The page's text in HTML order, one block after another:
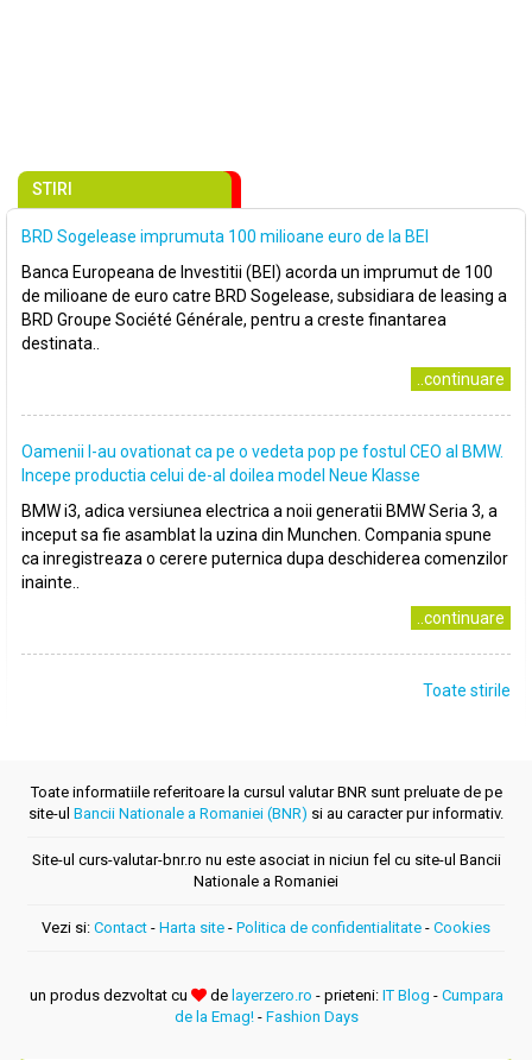
STIRI
BRD Sogelease imprumuta 100 milioane euro de la BEI
Banca Europeana de Investitii (BEI) acorda un imprumut de 100
de milioane de euro catre BRD Sogelease, subsidiara de leasing a
BRD Groupe Société Générale, pentru a creste finantarea
destinata..
..continuare
Oamenii l-au ovationat ca pe o vedeta pop pe fostul CEO al BMW.
Incepe productia celui de-al doilea model Neue Klasse
BMW i3, adica versiunea electrica a noii generatii BMW Seria 3, a
inceput sa fie asamblat la uzina din Munchen. Compania spune
ca inregistreaza o cerere puternica dupa deschiderea comenzilor
inainte..
..continuare
Toate stirile
Toate informatiile referitoare la cursul valutar BNR sunt preluate de pe
site-ul Bancii Nationale a Romaniei (BNR) si au caracter pur informativ.
Site-ul curs-valutar-bnr.ro nu este asociat in niciun fel cu site-ul Bancii
Nationale a Romaniei
Vezi si: Contact - Harta site - Politica de confidentialitate - Cookies
un produs dezvoltat cu de layerzero.ro - prieteni: IT Blog - Cumpara
de la Emag!- Fashion Days